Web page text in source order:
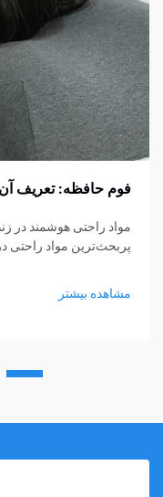
فوم حافظه: تعریف
مواد راحتی هوشمند در
پربحث‌ترین مواد راحتی
مشاهده بیشتر